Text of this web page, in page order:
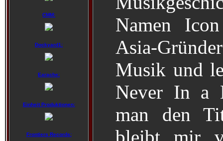
CMM:
Dockyard1:
Earache:
Einheit Produktionen:
Frontiers Records:
Namen
Asia-
Musik und
Never In a
man den
bleibt mir